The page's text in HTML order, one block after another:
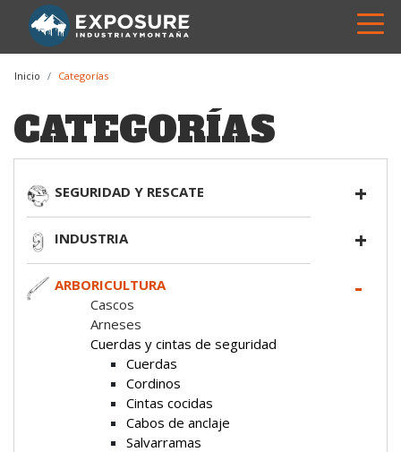
Inicio Categorías
CATEGORÍAS
SEGURIDAD Y RESCATE
INDUSTRIA
ARBORICULTURA
Cascos
Arneses
Cuerdas y cintas de seguridad
Cuerdas
Cordinos
Cintas cocidas
Cabos de anclaje
Salvarramas